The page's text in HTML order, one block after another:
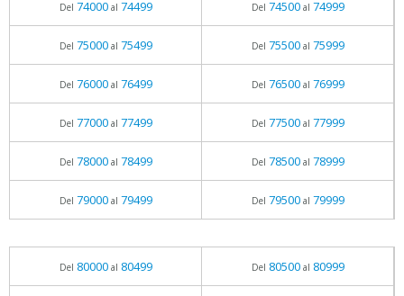
Del 74000al 74499 Del 74500al 74999
Del 75000al 75499 Del 75500al 75999
Del 76000al 76499 Del 76500al 76999
Del 77000al 77499 Del 77500al 77999
Del 78000al 78499 Del 78500al 78999
Del 79000al 79499 Del 79500al 79999
Del 80000al 80499 Del 80500al 80999